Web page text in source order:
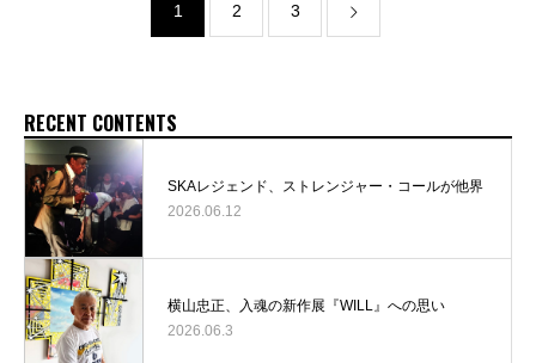
1 2 3
RECENT CONTENTS
SKAレジェンド、ストレンジャー・コールが他界
2026.06.12
横山忠正、入魂の新作展『WILL』への思い
2026.06.3